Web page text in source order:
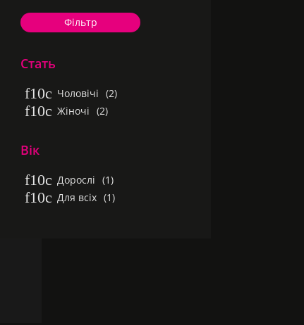
Фільтр
Стать
Чоловічі (2)
Жіночі (2)
Вік
Дорослі (1)
Для всіх (1)